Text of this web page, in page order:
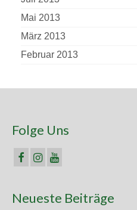
Mai 2013
März 2013
Februar 2013
Folge Uns
Neueste Beiträge